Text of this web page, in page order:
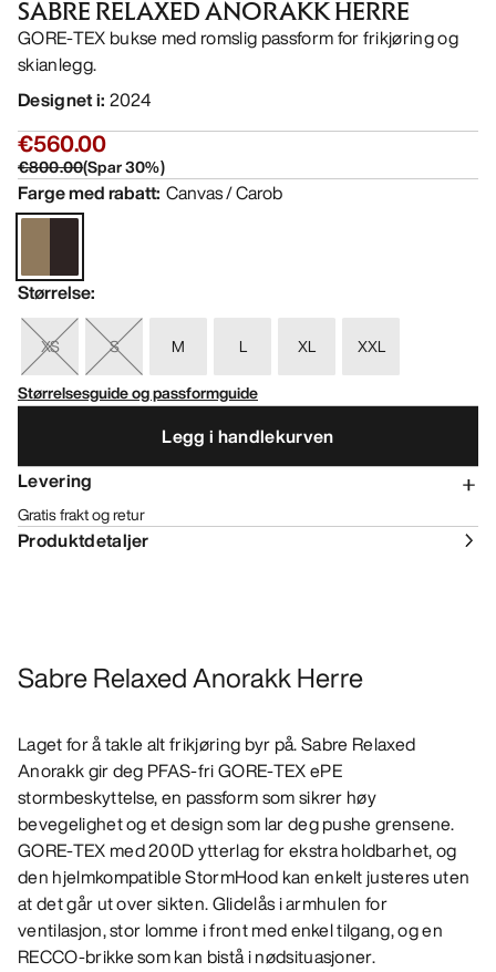
SABRE RELAXED ANORAKK HERRE
GORE-TEX bukse med romslig passform for frikjøring og
skianlegg.
Designet i: 2024
€560.00
€800.00(Spar30%)
Farge med rabatt: Canvas / Carob
Størrelse:
XS S M L XL
XXL
Størrelsesguide og passformguide
Legg i handlekurven
Levering
Gratis frakt og retur
Produktdetaljer
Sabre Relaxed Anorakk Herre
Laget for å takle alt frikjøring byr på. Sabre Relaxed
Anorakk gir deg PFAS-fri GORE-TEX ePE
stormbeskyttelse, en passform som sikrer høy
bevegelighet og et design som lar deg pushe grensene.
GORE-TEX med 200D ytterlag for ekstra holdbarhet, og
den hjelmkompatible StormHood kan enkelt justeres uten
at det går ut over sikten. Glidelås i armhulen for
ventilasjon, stor lomme i front med enkel tilgang, og en
RECCO-brikke som kan bistå i nødsituasjoner.